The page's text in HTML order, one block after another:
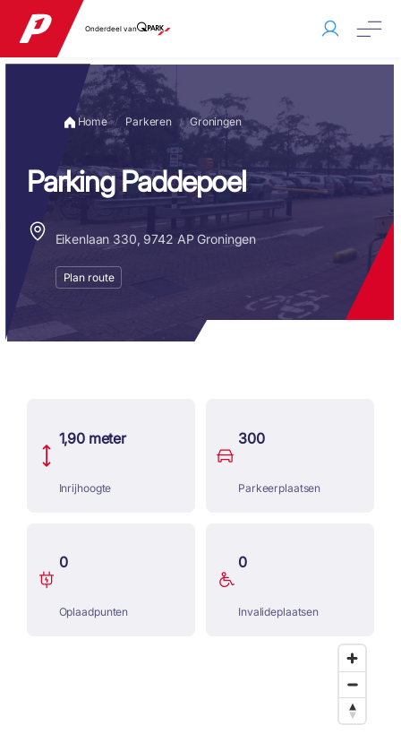
Onderdeel van
Home Parkeren Groningen
Parking Paddepoel
Eikenlaan 330, 9742 AP Groningen
Plan route
1,90 meter
Inrijhoogte
300
Parkeerplaatsen
0
Oplaadpunten
0
Invalideplaatsen